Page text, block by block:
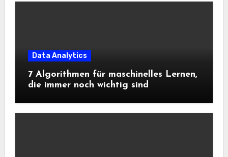
Data Analytics
7 Algorithmen für maschinelles Lernen,
die immer noch wichtig sind